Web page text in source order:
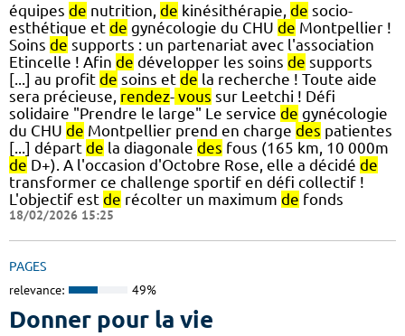
équipes de nutrition, de kinésithérapie, de socio-
esthétique et de gynécologie du CHU de Montpellier !
Soins de supports : un partenariat avec l'association
Etincelle ! Afin de développer les soins de supports
[...] au profit de soins et de la recherche ! Toute aide
sera précieuse, rendez- vous sur Leetchi ! Défi
solidaire "Prendre le large" Le service de gynécologie
du CHU de Montpellier prend en charge des patientes
[...] départ de la diagonale des fous (165 km, 10 000m
de D+). A l'occasion d'Octobre Rose, elle a décidé de
transformer ce challenge sportif en défi collectif !
L'objectif est de récolter un maximum de fonds
18/02/2026 15:25
PAGES
relevance: 49%
Donner pour la vie